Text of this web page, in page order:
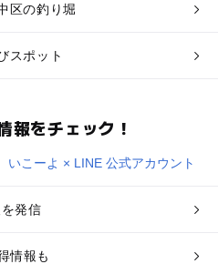
区の釣り堀
スポット
報をチェック！
発信
情報も